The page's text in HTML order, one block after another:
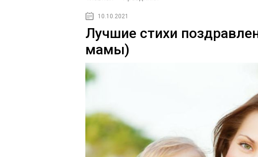
10.10.2021
Лучшие стихи
мамы)